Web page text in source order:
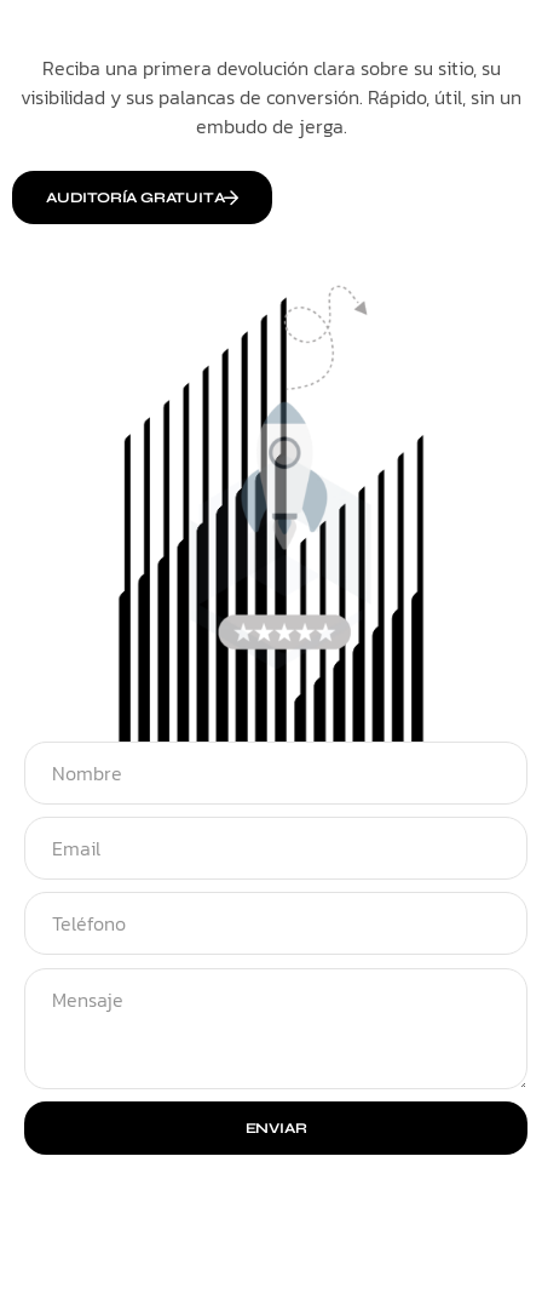
Reciba una primera devolución clara sobre su sitio, su
visibilidad y sus palancas de conversión. Rápido, útil, sin un
embudo de jerga.
AUDITORÍA GRATUITA
ENVIAR